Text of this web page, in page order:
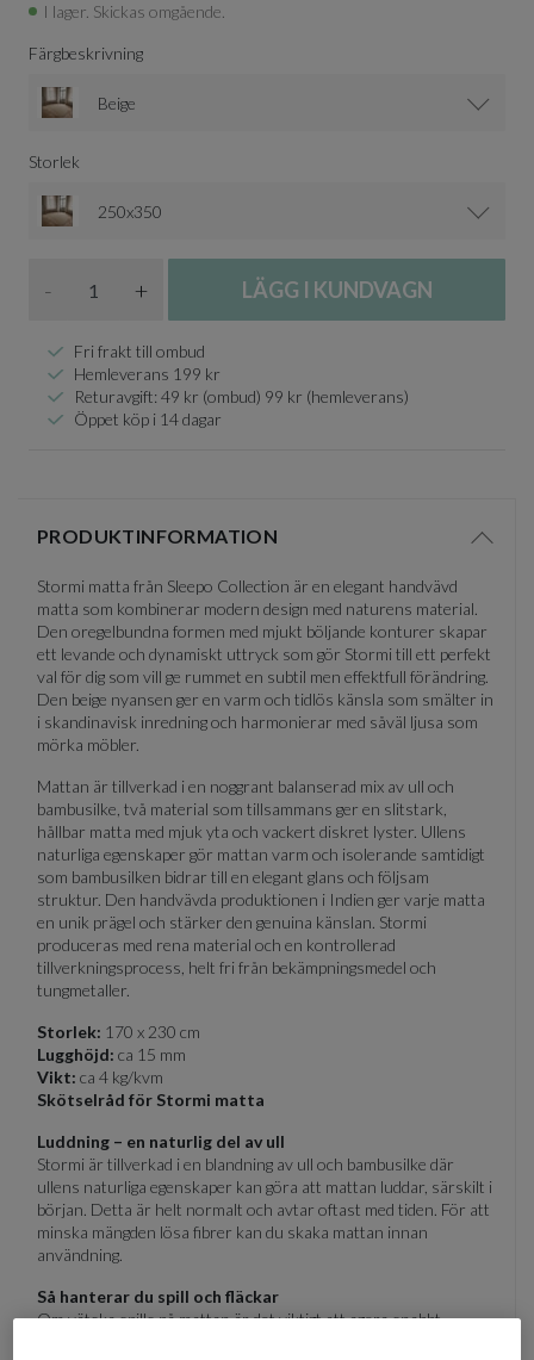
I lager. Skickas omgående.
Färgbeskrivning
Beige
Storlek
250x350
- + LÄGG I KUNDVAGN
Fri frakt till ombud
Hemleverans 199 kr
Returavgift: 49 kr (ombud) 99 kr (hemleverans)
Öppet köp i 14 dagar
PRODUKTINFORMATION
Visa/
Stormi matta från Sleepo Collection är en elegant handvävd
matta som kombinerar modern design med naturens material.
Den oregelbundna formen med mjukt böljande konturer skapar
ett levande och dynamiskt uttryck som gör Stormi till ett perfekt
val för dig som vill ge rummet en subtil men effektfull förändring.
Den beige nyansen ger en varm och tidlös känsla som smälter in
i skandinavisk inredning och harmonierar med såväl ljusa som
mörka möbler.
Mattan är tillverkad i en noggrant balanserad mix av ull och
bambusilke, två material som tillsammans ger en slitstark,
hållbar matta med mjuk yta och vackert diskret lyster. Ullens
naturliga egenskaper gör mattan varm och isolerande samtidigt
som bambusilken bidrar till en elegant glans och följsam
struktur. Den handvävda produktionen i Indien ger varje matta
en unik prägel och stärker den genuina känslan. Stormi
produceras med rena material och en kontrollerad
tillverkningsprocess, helt fri från bekämpningsmedel och
tungmetaller.
Storlek: 170 x 230 cm
Lugghöjd: ca 15 mm
Vikt: ca 4 kg/kvm
Skötselråd för Stormi matta
Luddning – en naturlig del av ull
Stormi är tillverkad i en blandning av ull och bambusilke där
ullens naturliga egenskaper kan göra att mattan luddar, särskilt i
början. Detta är helt normalt och avtar oftast med tiden. För att
minska mängden lösa fibrer kan du skaka mattan innan
användning.
Så hanterar du spill och fläckar
Om vätska spills på mattan är det viktigt att agera snabbt.